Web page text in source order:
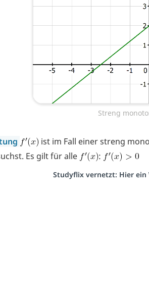
Streng
ist im Fall einer streng
Es gilt für alle
:
Studyflix vernetzt: Hier ein